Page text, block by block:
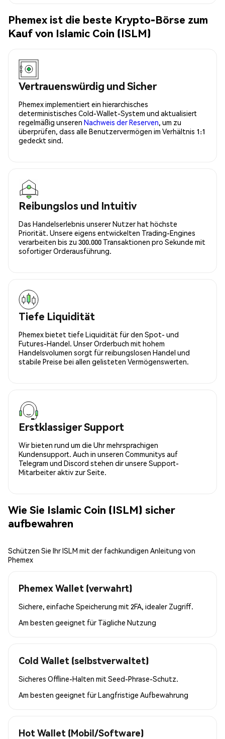
Phemex ist die beste Krypto-Börse zum
Kauf von Islamic Coin (ISLM)
Vertrauenswürdig und Sicher
Phemex implementiert ein hierarchisches
deterministisches Cold-Wallet-System und aktualisiert
regelmäßig unseren Nachweis der Reserven, um zu
überprüfen, dass alle Benutzervermögen im Verhältnis 1:1
gedeckt sind.
Reibungslos und Intuitiv
Das Handelserlebnis unserer Nutzer hat höchste
Priorität. Unsere eigens entwickelten Trading-Engines
verarbeiten bis zu 300.000 Transaktionen pro Sekunde mit
sofortiger Orderausführung.
Tiefe Liquidität
Phemex bietet tiefe Liquidität für den Spot- und
Futures-Handel. Unser Orderbuch mit hohem
Handelsvolumen sorgt für reibungslosen Handel und
stabile Preise bei allen gelisteten Vermögenswerten.
Erstklassiger Support
Wir bieten rund um die Uhr mehrsprachigen
Kundensupport. Auch in unseren Communitys auf
Telegram und Discord stehen dir unsere Support-
Mitarbeiter aktiv zur Seite.
Wie Sie Islamic Coin (ISLM) sicher
aufbewahren
Schützen Sie Ihr ISLM mit der fachkundigen Anleitung von
Phemex
Phemex Wallet (verwahrt)
Sichere, einfache Speicherung mit 2FA, idealer Zugriff.
Am besten geeignet für Tägliche Nutzung
Cold Wallet (selbstverwaltet)
Sicheres Offline-Halten mit Seed-Phrase-Schutz.
Am besten geeignet fürLangfristige Aufbewahrung
Hot Wallet (Mobil/Software)